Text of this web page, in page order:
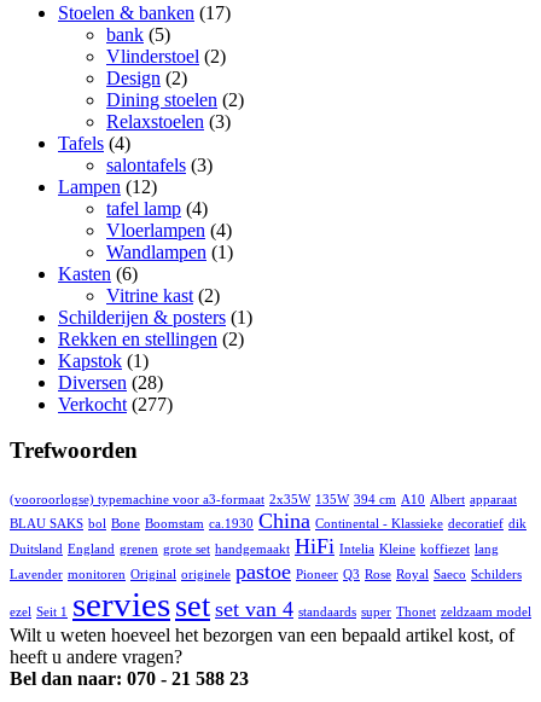
Stoelen & banken (17)
bank (5)
Vlinderstoel (2)
Design (2)
Dining stoelen (2)
Relaxstoelen (3)
Tafels (4)
salontafels (3)
Lampen (12)
tafel lamp (4)
Vloerlampen (4)
Wandlampen (1)
Kasten (6)
Vitrine kast (2)
Schilderijen & posters (1)
Rekken en stellingen (2)
Kapstok (1)
Diversen (28)
Verkocht (277)
Trefwoorden
(vooroorlogse) typemachine voor a3-formaat 2x35W 135W 394 cm A10 Albert apparaat
BLAU SAKS bol Bone Boomstam ca.1930 China Continental - Klassieke decoratief dik
Duitsland England grenen grote set handgemaakt HiFi Intelia Kleine koffiezet lang
Lavender monitoren Original originele pastoe Pioneer Q3 Rose Royal Saeco Schilders
ezel Seit 1 serviesset set van 4 standaards super Thonet zeldzaam model
Wilt u weten hoeveel het bezorgen van een bepaald artikel kost, of
heeft u andere vragen?
Bel dan naar: 070 - 21 588 23